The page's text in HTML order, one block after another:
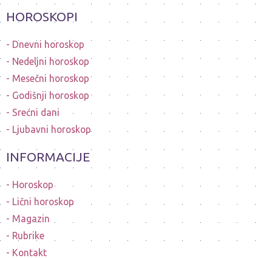
HOROSKOPI
Dnevni horoskop
Nedeljni horoskop
Mesečni horoskop
Godišnji horoskop
Srećni dani
Ljubavni horoskop
INFORMACIJE
Horoskop
Lični horoskop
Magazin
Rubrike
Kontakt